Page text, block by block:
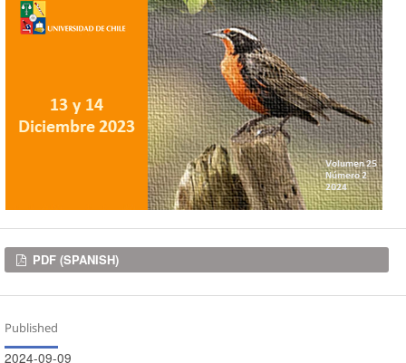
Downloads
PDF (SPANISH)
Published
2024-09-09